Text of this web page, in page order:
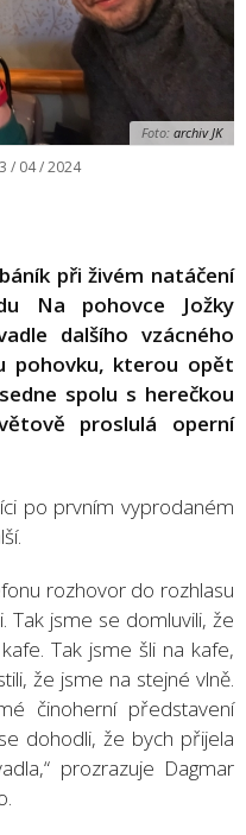
Foto: archiv JK
/ 04 / 2024
při živém natáčení
Na pohovce Jožky
dalšího vzácného
pohovku, kterou opět
spolu s herečkou
proslulá operní
po prvním vyprodaném
rozhovor do rozhlasu
Tak jsme se domluvili, že
Tak jsme šli na kafe,
že jsme na stejné vlně.
činoherní představení
dohodli, že bych přijela
prozrazuje Dagmar